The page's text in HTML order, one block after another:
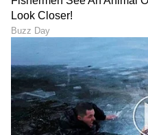
ಇಂದು ಸಿಎಂ ವಿಜಯ್-ಸಂಗೀತಾ
ಡಿವೋರ್ಸ್ ಕೇಸ್ ವಿಚಾರಣೆ;
ಗಂಡ-ಹೆಂಡ್ತಿ ಒಂದಾಗೋ ಚಾನ್ಸ್‌
ಎಷ್ಟು ಪರ್ಸೆಂಟ್ ಇದೆ?